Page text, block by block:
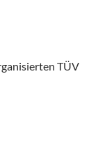
TÜV